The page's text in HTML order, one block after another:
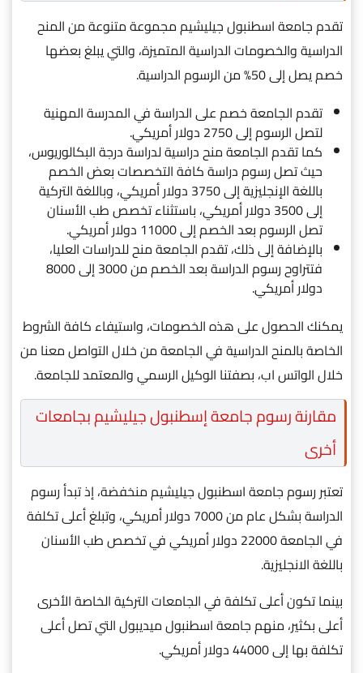
تقدم جامعة اسطنبول جيليشيم مجموعة متنوعة من المنح
الدراسية والخصومات الدراسية المتميزة، والتي يبلغ بعضها
خصم يصل إلى 50% من الرسوم الدراسية.
تقدم الجامعة خصم على الدراسة في المدرسة المهنية
لتصل الرسوم إلى 2750 دولار أمريكي.
كما تقدم الجامعة منح دراسية لدراسة درجة البكالوريوس،
حيث تصل رسوم دراسة كافة التخصصات بعض الخصم
باللغة الإنجليزية إلى 3750 دولار أمريكي، وباللغة التركية
إلى 3500 دولار أمريكي، باستثناء تخصص طب الأسنان
تصل الرسوم بعد الخصم إلى 11000 دولار أمريكي.
بالإضافة إلى ذلك، تقدم الجامعة منح للدراسات العليا،
فتتراوح رسوم الدراسة بعد الخصم من 3000 إلى 8000
دولار أمريكي.
يمكنك الحصول على هذه الخصومات، واستيفاء كافة الشروط
الخاصة بالمنح الدراسية في الجامعة من خلال التواصل معنا من
خلال الواتس اب، بصفتنا الوكيل الرسمي والمعتمد للجامعة.
مقارنة رسوم جامعة إسطنبول جيليشيم بجامعات
أخرى
تعتبر رسوم جامعة اسطنبول جيليشيم منخفضة، إذ تبدأ رسوم
الدراسة بشكل عام من 7000 دولار أمريكي، وتبلغ أعلى تكلفة
في الجامعة 22000 دولار أمريكي في تخصص طب الأسنان
باللغة الانجليزية.
بينما تكون أعلى تكلفة في الجامعات التركية الخاصة الأخرى
أعلى بكثير، منهم جامعة اسطنبول ميديبول التي تصل أعلى
تكلفة بها إلى 44000 دولار أمريكي.